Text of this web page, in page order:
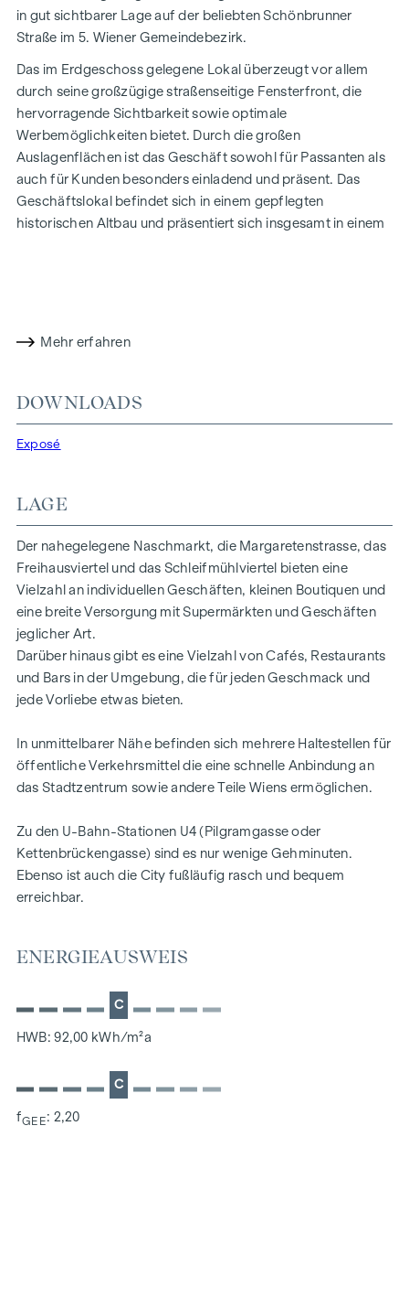
in gut sichtbarer Lage auf der beliebten Schönbrunner
Straße im 5. Wiener Gemeindebezirk.
Das im Erdgeschoss gelegene Lokal überzeugt vor allem
durch seine großzügige straßenseitige Fensterfront, die
hervorragende Sichtbarkeit sowie optimale
Werbemöglichkeiten bietet. Durch die großen
Auslagenflächen ist das Geschäft sowohl für Passanten als
auch für Kunden besonders einladend und präsent. Das
Geschäftslokal befindet sich in einem gepflegten
historischen Altbau und präsentiert sich insgesamt in einem
Der offene und helle Hauptraum schafft ein angenehmes
Fläche durch zwei weitere Räume, wodurch sich vielfältige
Behandlung, Studio, Atelier oder Dienstleistungskonzepte.
kleine Teeküche
straßen- und innenhofseitige Ausrichtung
großzügige Fensterflächen mit guter Belichtung
repräsentativen Eingangsbereich
vielseitige Nutzungsmöglichkeiten
Die Kombination aus guter Sichtbarkeit, offenem Grundriss
und zentraler Lage macht dieses Objekt besonders attraktiv
für Unternehmen, die Wert auf Präsenz und ein angenehmes
Mehr erfahren
DOWNLOADS
Exposé
LAGE
Der nahegelegene Naschmarkt, die Margaretenstrasse, das
Freihausviertel und das Schleifmühlviertel bieten eine
Vielzahl an individuellen Geschäften, kleinen Boutiquen und
eine breite Versorgung mit Supermärkten und Geschäften
jeglicher Art.
Darüber hinaus gibt es eine Vielzahl von Cafés, Restaurants
und Bars in der Umgebung, die für jeden Geschmack und
jede Vorliebe etwas bieten.
In unmittelbarer Nähe befinden sich mehrere Haltestellen für
öffentliche Verkehrsmittel die eine schnelle Anbindung an
das Stadtzentrum sowie andere Teile Wiens ermöglichen.
Zu den U-Bahn-Stationen U4 (Pilgramgasse oder
Kettenbrückengasse) sind es nur wenige Gehminuten.
Ebenso ist auch die City fußläufig rasch und bequem
erreichbar.
ENERGIEAUSWEIS
C
HWB: 92,00 kWh/m²a
C
fGEE: 2,20